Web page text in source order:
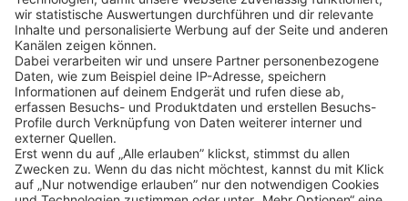
Klickehier, um alle offenen Jobs zu sehen.